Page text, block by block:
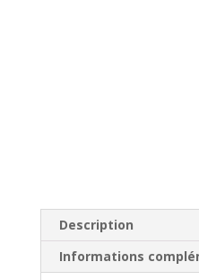
Description
Informations